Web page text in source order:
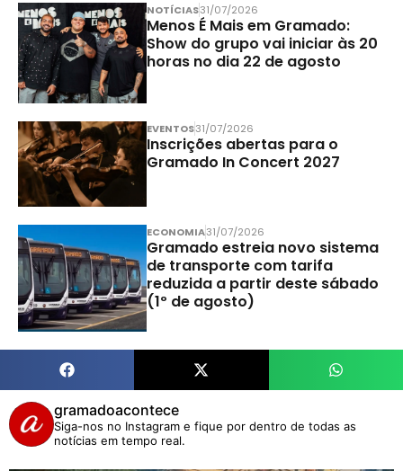
NOTÍCIAS31/07/2026
Menos É Mais em Gramado:
Show do grupo vai iniciar às 20
horas no dia 22 de agosto
EVENTOS31/07/2026
Inscrições abertas para o
Gramado In Concert 2027
ECONOMIA31/07/2026
Gramado estreia novo sistema
de transporte com tarifa
reduzida a partir deste sábado
(1º de agosto)
gramadoacontece
Siga-nos no Instagram e fique por dentro de todas as
notícias em tempo real.